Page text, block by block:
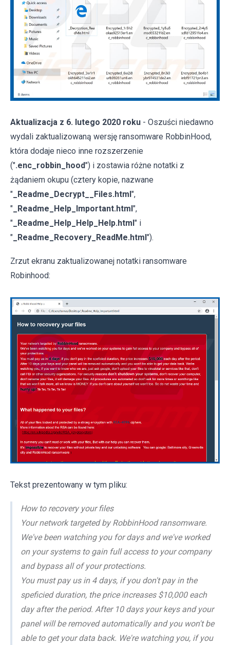
Aktualizacja z 6. lutego 2020 roku - Oszuści niedawno
wydali zaktualizowaną wersję ransomware RobbinHood,
która dodaje nieco inne rozszerzenie
(".enc_robbin_hood") i zostawia różne notatki z
żądaniem okupu (cztery kopie, nazwane
" _Readme_Decrypt__Files.html",
" _Readme_Help_Important.html",
" _Readme_Help_Help_Help.html" i
" _Readme_Recovery_ReadMe.html").
Zrzut ekranu zaktualizowanej notatki ransomware
Robinhood:
Tekst prezentowany w tym pliku:
How to recovery your files
Your network targeted by RobbinHood ransomware.
We've been watching you for days and we've worked
on your systems to gain full access to your company
and bypass all of your protections.
You must pay us in 4 days, if you don't pay in the
speficied duration, the price increases $10,000 each
day after the period. After 10 days your keys and your
panel will be removed automatically and you won't be
able to get your data back. We're watching you, if you